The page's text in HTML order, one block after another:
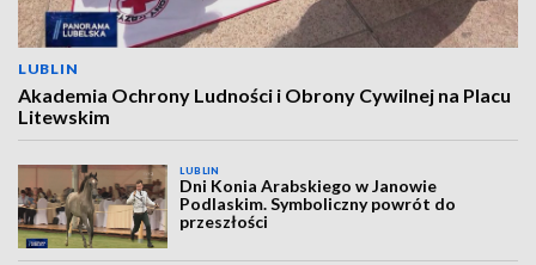
LUBLIN
Akademia Ochrony Ludności i Obrony Cywilnej na Placu
Litewskim
LUBLIN
Dni Konia Arabskiego w Janowie
Podlaskim. Symboliczny powrót do
przeszłości